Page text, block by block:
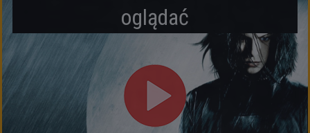
oglądać